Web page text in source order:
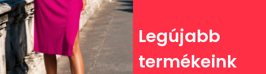
Legújabb
termékeink